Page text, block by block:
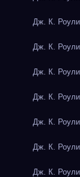
Дж. К.
Дж. К.
Дж. К.
Дж. К.
Дж. К.
Дж. К.
Дж. К.